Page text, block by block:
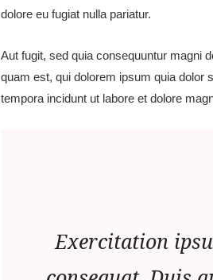
dolore eu fugiat nulla pariatur.
Aut fugit, sed quia consequuntur magni
quam est, qui dolorem ipsum quia dolor
tempora incidunt ut labore et dolore
Exercitation